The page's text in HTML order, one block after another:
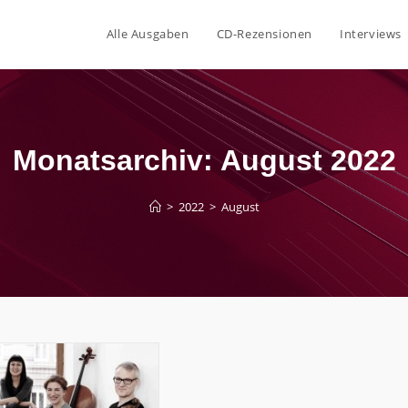
Alle Ausgaben CD-Rezensionen Interviews
Monatsarchiv: August 2022
> 2022 > August